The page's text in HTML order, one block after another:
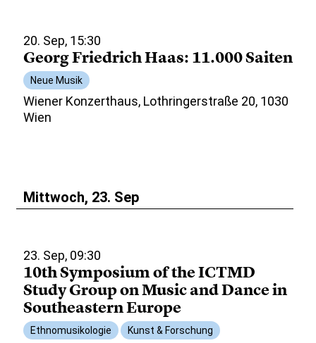
20. Sep, 15:30
Georg Friedrich Haas: 11.000 Saiten
Neue Musik
Wiener Konzerthaus, Lothringerstraße 20, 1030
Wien
Mittwoch, 23. Sep
23. Sep, 09:30
10th Symposium of the ICTMD
Study Group on Music and Dance in
Southeastern Europe
Ethnomusikologie Kunst & Forschung